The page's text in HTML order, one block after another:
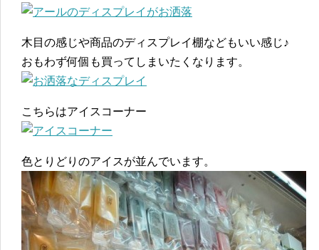
木目の感じや商品のディスプレイ棚などもいい感じ♪
おもわず何個も買ってしまいたくなります。
こちらはアイスコーナー
色とりどりのアイスが並んでいます。